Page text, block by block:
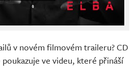
v novém filmovém traileru? CD
ve videu, které přináší